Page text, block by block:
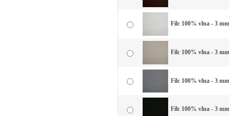
Filc 100% vlna - 3
Filc 100% vlna - 3
Filc 100% vlna - 3
Filc 100% vlna - 3